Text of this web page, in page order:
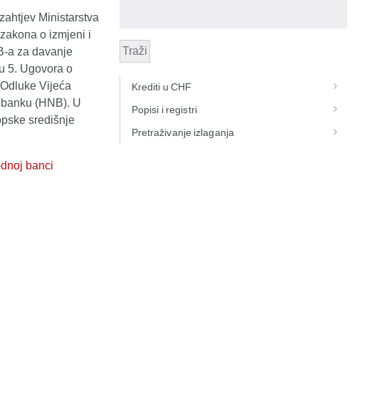
Ministarstva
o izmjeni i
a za davanje
5. Ugovora o
Vijeća
(HNB). U
središnje
banci
Traži
Krediti u CHF
Popisi i registri
Pretraživanje izlaganja